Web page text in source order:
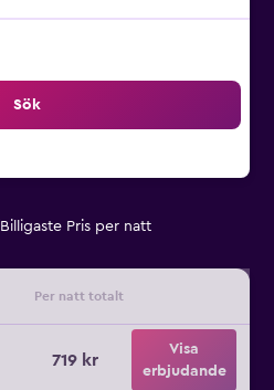
Sök
Billigaste Pris per natt
Per natt totalt
719 kr
Visa
erbjudande